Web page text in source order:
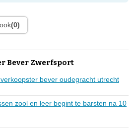
(0)
Bever Zwerfsport
bever oudegracht utrecht
zool en leer begint te barsten na 10